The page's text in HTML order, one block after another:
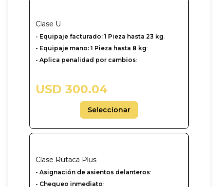
Clase U
-‎ Equipaje facturado: 1 Pieza hasta 23 kg:
- Equipaje mano: 1 Pieza hasta 8 kg:
- Aplica penalidad por cambios:
USD 300.04
Seleccionar
Clase Rutaca Plus
- Asignación de asientos delanteros:
- Chequeo inmediato: